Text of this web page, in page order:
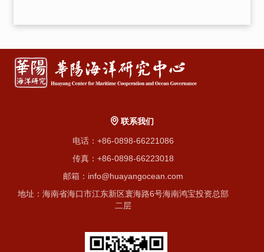
联系我们
电话：+86-0898-66221086
传真：+86-0898-66223018
邮箱：info@huayangocean.com
地址：海南省海口市江东新区寰海路6号海南鸿宝投资总部
二层